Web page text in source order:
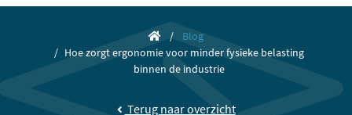
Blog
Hoe zorgt ergonomie voor minder fysieke belasting
binnen de industrie
Terug naar overzicht